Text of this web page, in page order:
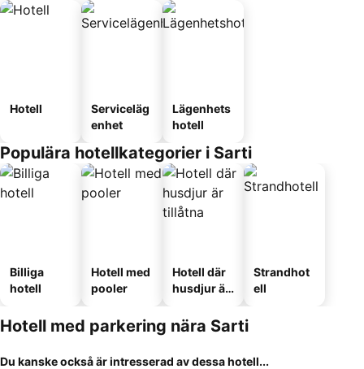
Hotell
Serviceläg
enhet
Lägenhets
hotell
Populära hotellkategorier i Sarti
Billiga
hotell
Hotell med
pooler
Hotell där
husdjur är
Strandhot
ell
Hotell med parkering nära Sarti
Du kanske också är intresserad av dessa hotell...